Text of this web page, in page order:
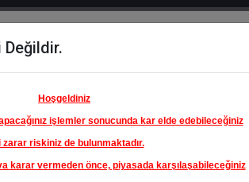
Öne
Çıkanlar
Raporlar Partnerlerimiz
Değildir.
Hoşgeldiniz
işlemler sonucunda kar elde edebileceğiniz
zarar riskiniz de bulunmaktadır.
karar vermeden önce, piyasada karşılaşabileceğiniz